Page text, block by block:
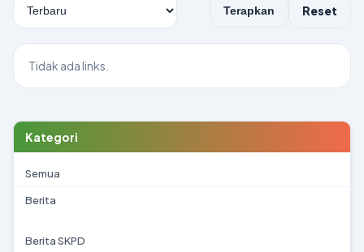
Terapkan
Reset
Tidak ada links.
Kategori
Semua
Berita
Berita SKPD